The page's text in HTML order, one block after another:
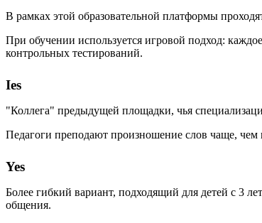
В рамках этой образовательной платформы
При обучении используется игровой подход:
контрольных тестирований.
Ies
"Коллега" предыдущей площадки, чья
Педагоги преподают произношение слов чаще,
Yes
Более гибкий вариант, подходящий для детей с 3
общения.